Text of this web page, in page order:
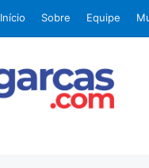
Início Sobre Equipe